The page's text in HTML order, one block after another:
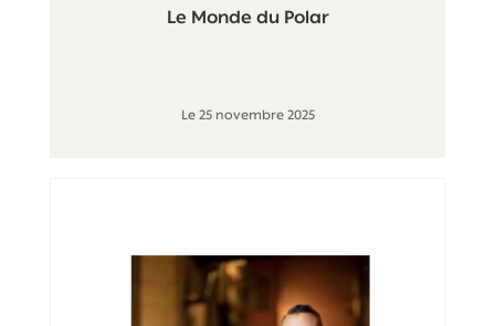
Le Monde du Polar
Le 25 novembre 2025